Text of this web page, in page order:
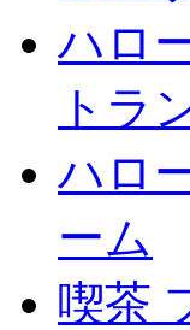
ハロ
トラ
ハロ
ーム
喫茶